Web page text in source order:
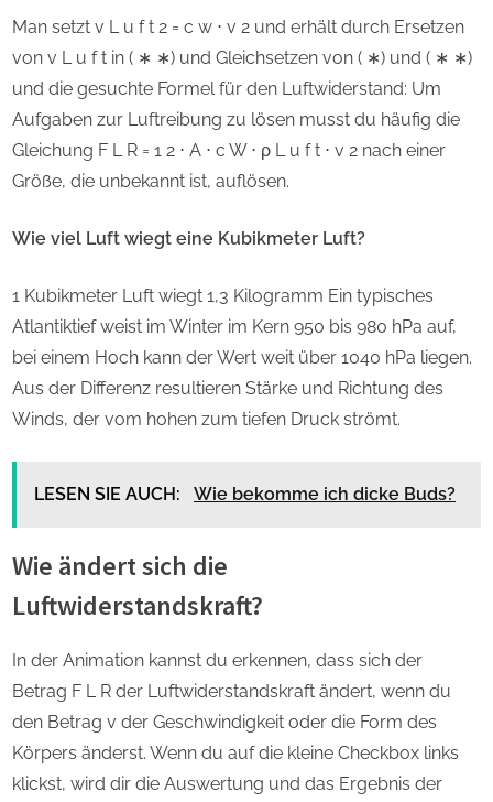
Man setzt v L u f t 2 = c w ⋅ v 2 und erhält durch Ersetzen
von v L u f t in ( ∗ ∗) und Gleichsetzen von ( ∗) und ( ∗ ∗)
und die gesuchte Formel für den Luftwiderstand: Um
Aufgaben zur Luftreibung zu lösen musst du häufig die
Gleichung F L R = 1 2 ⋅ A ⋅ c W ⋅ ρ L u f t ⋅ v 2 nach einer
Größe, die unbekannt ist, auflösen.
Wie viel Luft wiegt eine Kubikmeter Luft?
1 Kubikmeter Luft wiegt 1,3 Kilogramm Ein typisches
Atlantiktief weist im Winter im Kern 950 bis 980 hPa auf,
bei einem Hoch kann der Wert weit über 1040 hPa liegen.
Aus der Differenz resultieren Stärke und Richtung des
Winds, der vom hohen zum tiefen Druck strömt.
LESEN SIE AUCH: Wie bekomme ich dicke Buds?
Wie ändert sich die
Luftwiderstandskraft?
In der Animation kannst du erkennen, dass sich der
Betrag F L R der Luftwiderstandskraft ändert, wenn du
den Betrag v der Geschwindigkeit oder die Form des
Körpers änderst. Wenn du auf die kleine Checkbox links
klickst, wird dir die Auswertung und das Ergebnis der